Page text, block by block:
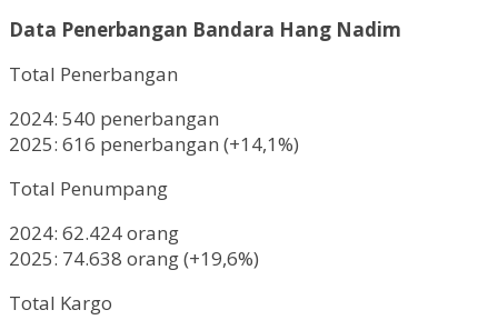
Data Penerbangan Bandara Hang Nadim
Total Penerbangan
2024: 540 penerbangan
2025: 616 penerbangan (+14,1%)
Total Penumpang
2024: 62.424 orang
2025: 74.638 orang (+19,6%)
Total Kargo